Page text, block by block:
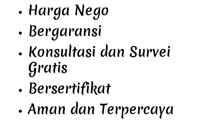
Harga Nego
Bergaransi
Konsultasi dan Survei
Gratis
Bersertifikat
Aman dan Terpercaya